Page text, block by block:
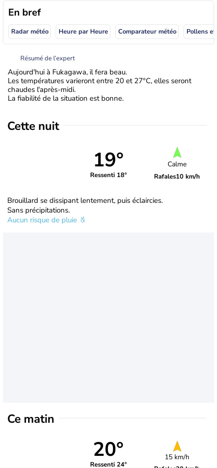
En bref
Radar météo Heure par Heure Comparateur météo Pollens
Résumé de l’expert
Aujourd'hui à Fukagawa, il fera beau.
Les températures varieront entre 20 et 27°C, elles seront
chaudes l'après-midi.
La fiabilité de la situation est bonne.
Cette nuit
19°
Ressenti 18°
Calme
Rafales10 km/h
Brouillard se dissipant lentement, puis éclaircies.
Sans précipitations.
Aucun risque de pluie
Ce matin
20°
Ressenti 24°
15 km/h